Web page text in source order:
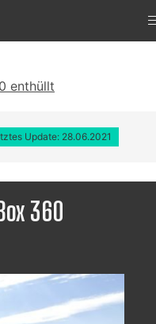
enthüllt
Update: 28.06.2021
360